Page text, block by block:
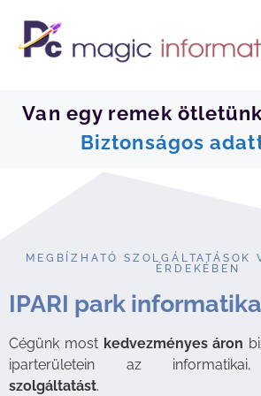
Van egy remek
Biztonságos
MEGBÍZHATÓ SZOLGÁLTATÁSOK
ÉRDEKÉBEN
IPARI park informatika
Cégünk most kedvezményes áron
iparterületein az
szolgáltatást.